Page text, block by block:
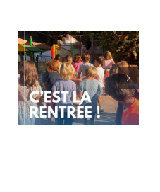
Message
de rentrée